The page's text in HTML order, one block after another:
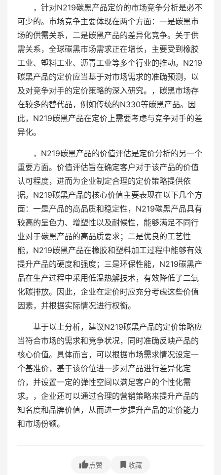
，针对N219碳黑产品定价的市场竞争分析是必不
可少的。市场竞争主要体现在两个方面：一是碳黑市
场的供需关系，二是碳黑产品的差异化竞争。关于供
需关系，全球碳黑市场需求正在增长，主要受到橡胶
工业、塑料工业、沥青工业等多个行业的推动。N219
碳黑产品的定价应当基于对市场需求的准确预测，以
及对竞争对手的定价策略的深入研究。，碳黑市场存
在较多的替代品，例如传统的N330等碳黑产品。因
此，N219碳黑产品在定价上需要考虑与竞争对手的差
异化。
，N219碳黑产品的价值评估是定价分析的另一个
重要方面。价值评估旨在确定客户对于该产品的价值
认可程度，进而为企业制定合理的定价策略提供依
据。N219碳黑产品的核心价值主要表现在以下几个方
面：一是产品的高品质和稳定性，N219碳黑产品具有
较高的呈色力、增塑性以及耐候性，能够满足不同行
业对于碳黑产品的高品质要求；二是优良的工艺性
能，N219碳黑产品在橡胶和塑料加工过程中能够有效
提升产品的硬度和强度；三是环保性能，N219碳黑产
品在生产过程中采用低温热解技术，有效降低了二氧
化碳排放。因此，企业在定价时应充分考虑这些价值
因素，并根据实际情况进行权衡。
基于以上分析，建议N219碳黑产品的定价策略应
当符合市场的需求和竞争状况，同时准确反映产品的
核心价值。具体而言，可以根据市场需求情况设定一
个基准价，基于该价位进一步对产品进行差异化定
价，并设置一定的弹性空间以满足客户的个性化需
求。，企业还可以通过合理的营销策略来提升产品的
知名度和品牌价值，从而进一步提升产品的定价能力
和市场份额。
点赞 收藏